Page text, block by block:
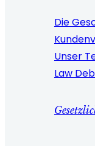
Die
Unser
Law